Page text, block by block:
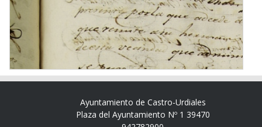
Ayuntamiento de Castro-Urdiales
Plaza del Ayuntamiento Nº 1 39470